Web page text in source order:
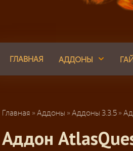
ГЛАВНАЯ АДДОНЫ
Главная »Аддоны »Аддоны 3.3.5 »
Аддон